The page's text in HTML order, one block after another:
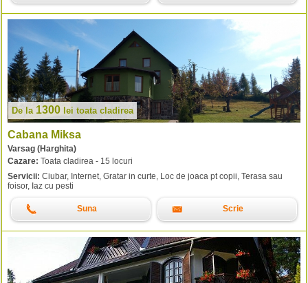
De la 1300 lei toata cladirea
Cabana Miksa
Varsag (Harghita)
Cazare: Toata cladirea - 15 locuri
Servicii: Ciubar, Internet, Gratar in curte, Loc de joaca pt copii, Terasa sau
foisor, Iaz cu pesti
Suna Scrie